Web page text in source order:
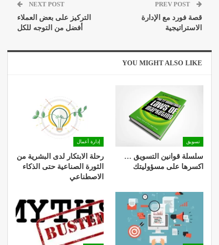
قصة فورد مع الإدارة
الاستراتيجية
NEXT POST
التركيز على بعض العملاء
أفضل من التوجه للكل
YOU MIGHT ALSO LIKE
تسويق
سلسلة قوانين التسويق …
اكسرها على مسؤوليتك
إدارة أعمال
رحلة الابتكار لدى البشرية من
الثورة الصناعية حتى الذكاء
الاصطناعي